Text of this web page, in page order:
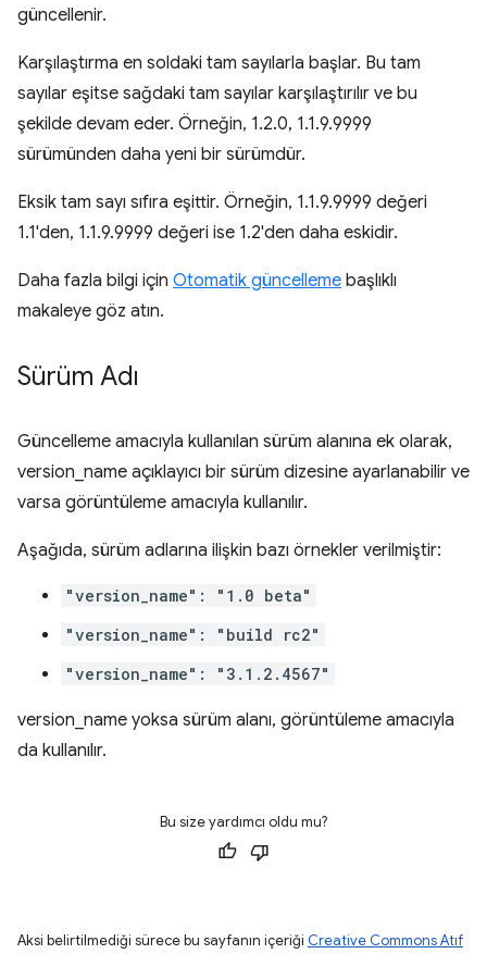
güncellenir.
Karşılaştırma en soldaki tam sayılarla başlar. Bu tam
sayılar eşitse sağdaki tam sayılar karşılaştırılır ve bu
şekilde devam eder. Örneğin, 1.2.0, 1.1.9.9999
sürümünden daha yeni bir sürümdür.
Eksik tam sayı sıfıra eşittir. Örneğin, 1.1.9.9999 değeri
1.1'den, 1.1.9.9999 değeri ise 1.2'den daha eskidir.
Daha fazla bilgi için Otomatik güncelleme başlıklı
makaleye göz atın.
Sürüm Adı
Güncelleme amacıyla kullanılan sürüm alanına ek olarak,
version_name açıklayıcı bir sürüm dizesine ayarlanabilir ve
varsa görüntüleme amacıyla kullanılır.
Aşağıda, sürüm adlarına ilişkin bazı örnekler verilmiştir:
"version_name": "1.0 beta"
"version_name": "build rc2"
"version_name": "3.1.2.4567"
version_name yoksa sürüm alanı, görüntüleme amacıyla
da kullanılır.
Bu size yardımcı oldu mu?
Aksi belirtilmediği sürece bu sayfanın içeriği Creative Commons Atıf